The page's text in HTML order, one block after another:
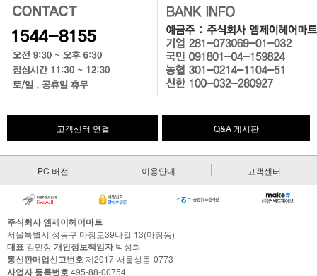
고객센터 연결 Q&A 게시판
PC 버전 이용안내 고객센터
주식회사 엠제이헤어마트
서울특별시 성동구 마장로39나길 13(마장동)
대표 김민정 개인정보책임자박성희
통신판매업신고번호제2017-서울성동-0773
사업자 등록번호495-88-00754